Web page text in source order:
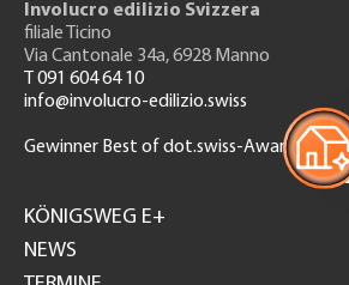
Involucro edilizio Svizzera
filiale Ticino
Via Cantonale 34a, 6928 Manno
T 091 604 64 10
info@involucro-edilizio.swiss
Gewinner Best of dot.swiss-Award 2022
GH
KÖNIGSWEG E+
NEWS